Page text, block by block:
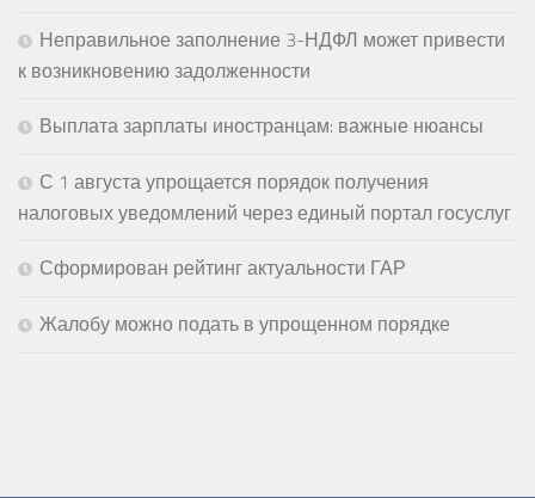
Неправильное заполнение 3-НДФЛ может привести
к возникновению задолженности
Выплата зарплаты иностранцам: важные нюансы
С 1 августа упрощается порядок получения
налоговых уведомлений через единый портал госуслуг
Сформирован рейтинг актуальности ГАР
Жалобу можно подать в упрощенном порядке